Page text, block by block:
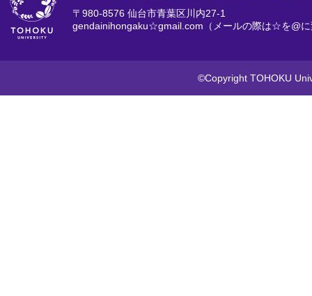
〒980-8576 仙台市青葉区川内27-1
gendainihongaku☆gmail.com（メールの際は☆を@に
©Copyright TOHOKU